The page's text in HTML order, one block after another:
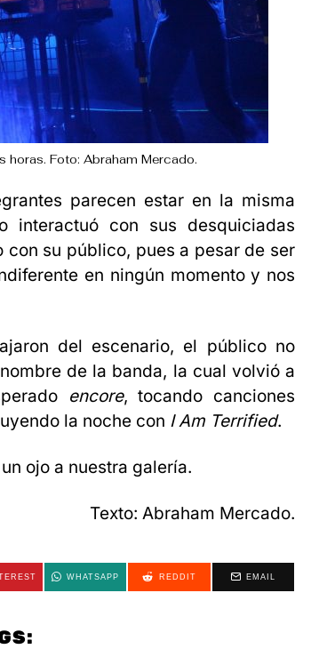
horas. Foto: Abraham Mercado.
parecen estar en la misma
interactuó con sus desquiciadas
su público, pues a pesar de ser
en ningún momento y nos
del escenario, el público no
de la banda, la cual volvió a
encore, tocando canciones
la noche con I Am Terrified.
ojo a nuestra galería.
Texto: Abraham Mercado.
WHATSAPP REDDIT EMAIL